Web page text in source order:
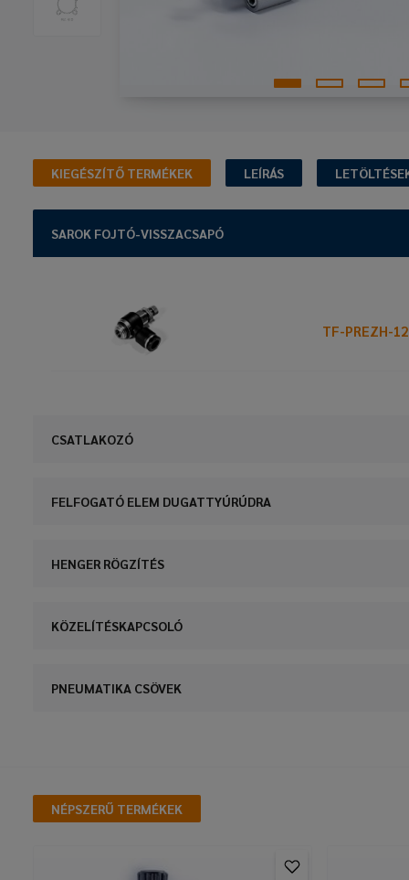
KIEGÉSZÍTŐ TERMÉKEK LEÍRÁS
SAROK FOJTÓ-VISSZACSAPÓ
TF-PREZH-
CSATLAKOZÓ
FELFOGATÓ ELEM DUGATTYÚRÚDRA
HENGER RÖGZÍTÉS
KÖZELÍTÉSKAPCSOLÓ
PNEUMATIKA CSÖVEK
NÉPSZERŰ TERMÉKEK